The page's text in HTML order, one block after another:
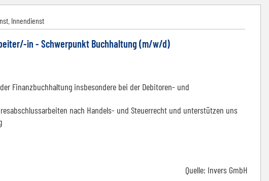
Innendienst
in - Schwerpunkt Buchhaltung (m/w/d)
Finanzbuchhaltung insbesondere bei der Debitoren- und
nach Handels- und Steuerrecht und unterstützen uns
Quelle: Invers GmbH